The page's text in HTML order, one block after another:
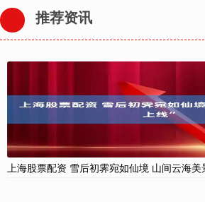
推荐资讯
上海股票配资 雪后初霁宛如仙境 山间云海美